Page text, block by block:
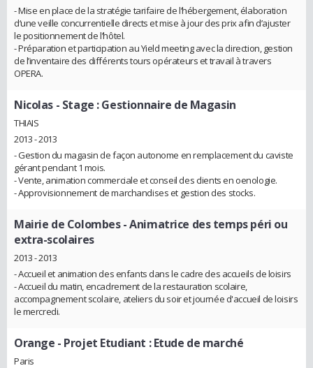
- Mise en place de la stratégie tarifaire de l’hébergement, élaboration
d‘une veille concurrentielle directs et mise à jour des prix afin d’ajuster
le positionnement de l’hôtel.
- Préparation et participation au Yield meeting avec la direction, gestion
de l’inventaire des différents tours opérateurs et travail à travers
OPERA.
Nicolas - Stage : Gestionnaire de Magasin
THIAIS
2013 - 2013
- Gestion du magasin de façon autonome en remplacement du caviste
gérant pendant 1 mois.
- Vente, animation commerciale et conseil des clients en oenologie.
- Approvisionnement de marchandises et gestion des stocks.
Mairie de Colombes- Animatrice des temps péri ou
extra-scolaires
2013 - 2013
- Accueil et animation des enfants dans le cadre des accueils de loisirs
- Accueil du matin, encadrement de la restauration scolaire,
accompagnement scolaire, ateliers du soir et journée d'accueil de loisirs
le mercredi.
Orange - Projet Etudiant : Etude de marché
Paris